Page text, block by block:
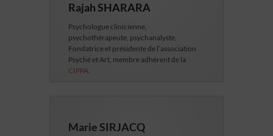
Rajah SHARARA
Psychologue clinicienne,
psychothérapeute, psychanalyste,
Fondatrice et présidente de l’association
Psyché et Art, membre adhérent de la
CIPPA.
Marie SIRJACQ